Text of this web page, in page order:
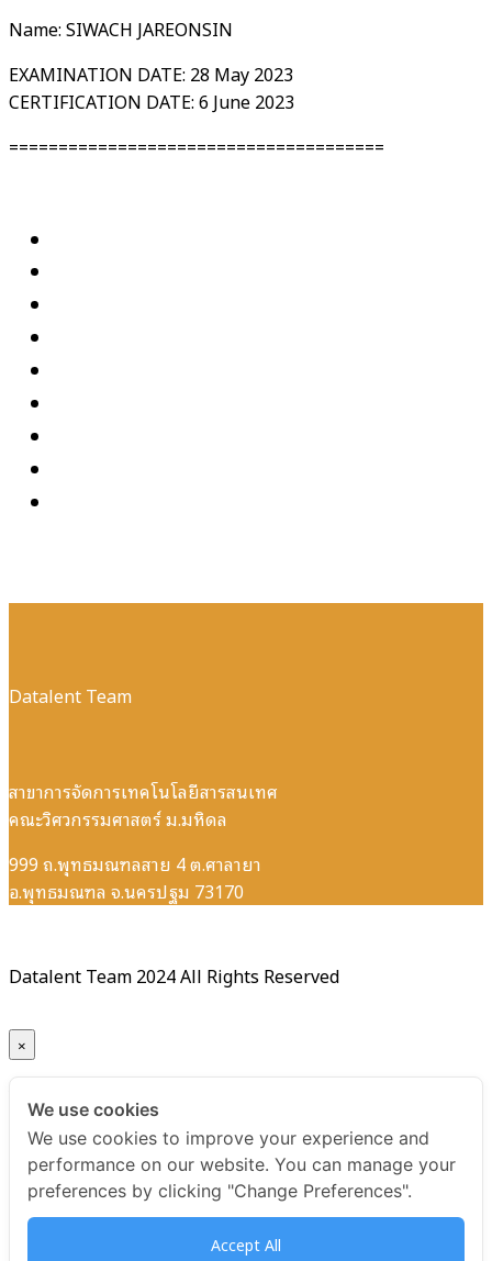
Name: SIWACH JAREONSIN
EXAMINATION DATE: 28 May 2023
CERTIFICATION DATE: 6 June 2023
======================================
Datalent Team
สาขาการจัดการเทคโนโลยีสารสนเทศ
คณะวิศวกรรมศาสตร์ ม.มหิดล
999 ถ.พุทธมณฑลสาย 4 ต.ศาลายา
อ.พุทธมณฑล จ.นครปฐม 73170
Datalent Team 2024 All Rights Reserved
×
Your ticket for the: Certificate Python for Data Analysis
and Data Visualization รุ่นที่ 10
Title
Certificate Python for Data Analysis and Data
We use cookies
We use cookies to improve your experience and
performance on our website. You can manage your
preferences by clicking "Change Preferences".
Accept All